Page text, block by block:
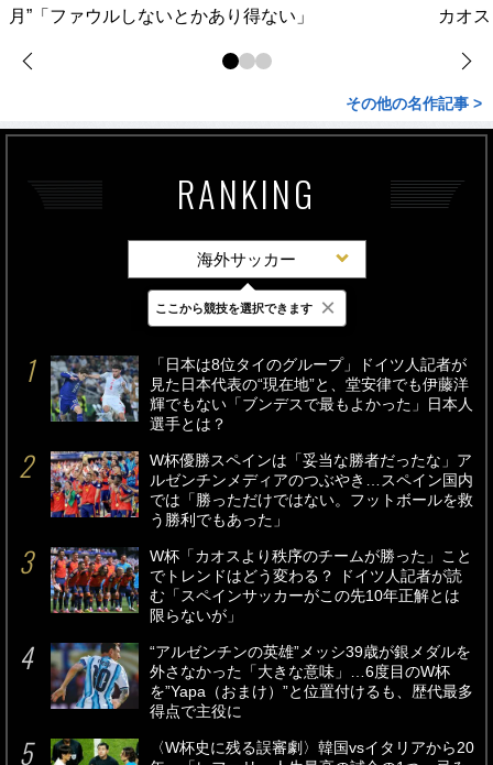
月”「ファウルしないとかあり得ない」
カオ
その他の名作記事 >
RANKING
海外サッカー
最新 24時間 週間
「日本は8位タイのグループ」ドイツ人記者が
見た日本代表の“現在地”と、堂安律でも伊藤洋
輝でもない「ブンデスで最もよかった」日本人
選手とは？
W杯優勝スペインは「妥当な勝者だったな」ア
ルゼンチンメディアのつぶやき…スペイン国内
では「勝っただけではない。フットボールを救
う勝利でもあった」
W杯「カオスより秩序のチームが勝った」こと
でトレンドはどう変わる？ ドイツ人記者が読
む「スペインサッカーがこの先10年正解とは
限らないが」
“アルゼンチンの英雄”メッシ39歳が銀メダルを
外さなかった「大きな意味」…6度目のW杯
を”Yapa（おまけ）”と位置付けるも、歴代最多
得点で主役に
〈W杯史に残る誤審劇〉韓国vsイタリアから20
ここから競技を選択できます ×